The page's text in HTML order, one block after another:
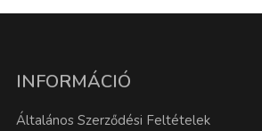
INFORMÁCIÓ
Általános Szerződési Feltételek